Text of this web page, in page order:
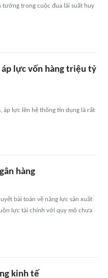
trong cuộc đua lãi suất huy
lực vốn hàng triệu tỷ
áp lực lên hệ thống tín dụng là rất
hàng
bài toán về năng lực sản xuất
lực tài chính với quy mô chưa
kinh tế